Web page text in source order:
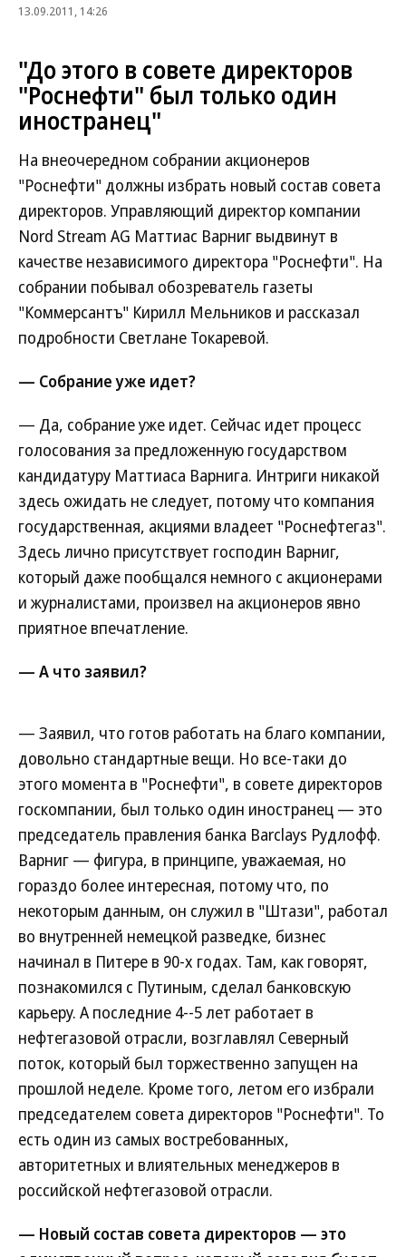
13.09.2011, 14:26
"До этого в совете директоров
"Роснефти" был только один
иностранец"
На внеочередном собрании акционеров
"Роснефти" должны избрать новый состав совета
директоров. Управляющий директор компании
Nord Stream AG Маттиас Варниг выдвинут в
качестве независимого директора "Роснефти". На
собрании побывал обозреватель газеты
"Коммерсантъ" Кирилл Мельников и рассказал
подробности Светлане Токаревой.
— Собрание уже идет?
— Да, собрание уже идет. Сейчас идет процесс
голосования за предложенную государством
кандидатуру Маттиаса Варнига. Интриги никакой
здесь ожидать не следует, потому что компания
государственная, акциями владеет "Роснефтегаз".
Здесь лично присутствует господин Варниг,
который даже пообщался немного с акционерами
и журналистами, произвел на акционеров явно
приятное впечатление.
— А что заявил?
— Заявил, что готов работать на благо компании,
довольно стандартные вещи. Но все-таки до
этого момента в "Роснефти", в совете директоров
госкомпании, был только один иностранец — это
председатель правления банка Barclays Рудлофф.
Варниг — фигура, в принципе, уважаемая, но
гораздо более интересная, потому что, по
некоторым данным, он служил в "Штази", работал
во внутренней немецкой разведке, бизнес
начинал в Питере в 90-х годах. Там, как говорят,
познакомился с Путиным, сделал банковскую
карьеру. А последние 4--5 лет работает в
нефтегазовой отрасли, возглавлял Северный
поток, который был торжественно запущен на
прошлой неделе. Кроме того, летом его избрали
председателем совета директоров "Роснефти". То
есть один из самых востребованных,
авторитетных и влиятельных менеджеров в
российской нефтегазовой отрасли.
— Новый состав совета директоров — это